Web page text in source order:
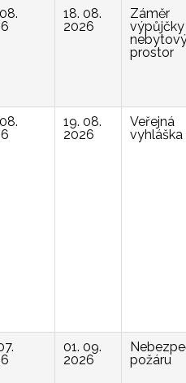
18. 08.
2026
Záměr
výpůjčky
prostor
19. 08.
2026
Veřejná
vyhláška
01. 09.
2026
požáru